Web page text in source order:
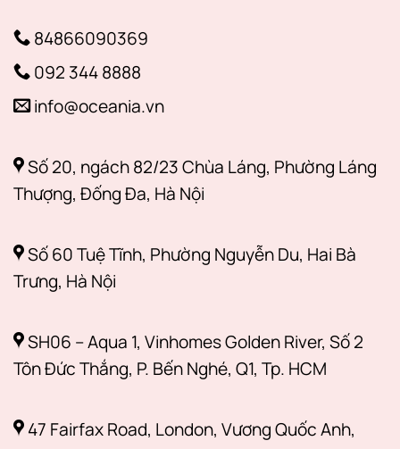
84866090369
092 344 8888
info@oceania.vn
Số 20, ngách 82/23 Chùa Láng, Phường Láng
Thượng, Đống Đa, Hà Nội
Số 60 Tuệ Tĩnh, Phường Nguyễn Du, Hai Bà
Trưng, Hà Nội
SH06 – Aqua 1, Vinhomes Golden River, Số 2
Tôn Đức Thắng, P. Bến Nghé, Q1, Tp. HCM
47 Fairfax Road, London, Vương Quốc Anh,